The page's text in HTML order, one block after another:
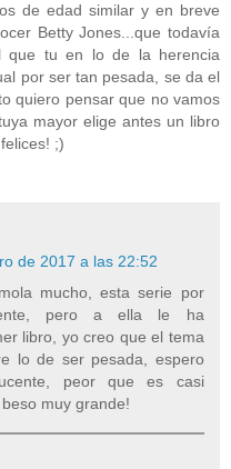
de edad similar y en breve
Betty Jones...que todavía
que tu en lo de la herencia
por ser tan pesada, se da el
quiero pensar que no vamos
mayor elige antes un libro
;)
de 2017 a las 22:52
mucho, esta serie por
pero a ella le ha
libro, yo creo que el tema
lo de ser pesada, espero
peor que es casi
muy grande!